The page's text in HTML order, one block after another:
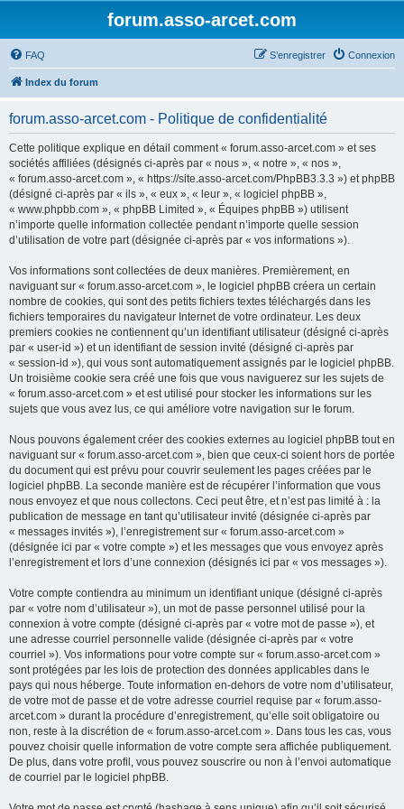
forum.asso-arcet.com
FAQ Connexion
S’enregistrer
Index du forum
forum.asso-arcet.com - Politique de confidentialité
Cette politique explique en détail comment « forum.asso-arcet.com » et ses
sociétés affiliées (désignés ci-après par « nous », « notre », « nos »,
« forum.asso-arcet.com », « https://site.asso-arcet.com/PhpBB3.3.3 ») et phpBB
(désigné ci-après par « ils », « eux », « leur », « logiciel phpBB »,
« www.phpbb.com », « phpBB Limited », « Équipes phpBB ») utilisent
n’importe quelle information collectée pendant n’importe quelle session
d’utilisation de votre part (désignée ci-après par « vos informations »).
Vos informations sont collectées de deux manières. Premièrement, en
naviguant sur « forum.asso-arcet.com », le logiciel phpBB créera un certain
nombre de cookies, qui sont des petits fichiers textes téléchargés dans les
fichiers temporaires du navigateur Internet de votre ordinateur. Les deux
premiers cookies ne contiennent qu’un identifiant utilisateur (désigné ci-après
par « user-id ») et un identifiant de session invité (désigné ci-après par
« session-id »), qui vous sont automatiquement assignés par le logiciel phpBB.
Un troisième cookie sera créé une fois que vous naviguerez sur les sujets de
« forum.asso-arcet.com » et est utilisé pour stocker les informations sur les
sujets que vous avez lus, ce qui améliore votre navigation sur le forum.
Nous pouvons également créer des cookies externes au logiciel phpBB tout en
naviguant sur « forum.asso-arcet.com », bien que ceux-ci soient hors de portée
du document qui est prévu pour couvrir seulement les pages créées par le
logiciel phpBB. La seconde manière est de récupérer l’information que vous
nous envoyez et que nous collectons. Ceci peut être, et n’est pas limité à : la
publication de message en tant qu’utilisateur invité (désignée ci-après par
« messages invités »), l’enregistrement sur « forum.asso-arcet.com »
(désignée ici par « votre compte ») et les messages que vous envoyez après
l’enregistrement et lors d’une connexion (désignés ici par « vos messages »).
Votre compte contiendra au minimum un identifiant unique (désigné ci-après
par « votre nom d’utilisateur »), un mot de passe personnel utilisé pour la
connexion à votre compte (désigné ci-après par « votre mot de passe »), et
une adresse courriel personnelle valide (désignée ci-après par « votre
courriel »). Vos informations pour votre compte sur « forum.asso-arcet.com »
sont protégées par les lois de protection des données applicables dans le
pays qui nous héberge. Toute information en-dehors de votre nom d’utilisateur,
de votre mot de passe et de votre adresse courriel requise par « forum.asso-
arcet.com » durant la procédure d’enregistrement, qu’elle soit obligatoire ou
non, reste à la discrétion de « forum.asso-arcet.com ». Dans tous les cas, vous
pouvez choisir quelle information de votre compte sera affichée publiquement.
De plus, dans votre profil, vous pouvez souscrire ou non à l’envoi automatique
de courriel par le logiciel phpBB.